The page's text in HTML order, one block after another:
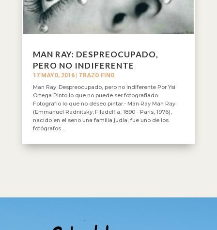
MAN RAY: DESPREOCUPADO,
PERO NO INDIFERENTE
17 MAYO, 2016| TRAZO FINO
Man Ray: Despreocupado, pero no indiferente Por Ysi
Ortega Pinto lo que no puede ser fotografiado.
Fotografío lo que no deseo pintar.- Man Ray Man Ray
(Emmanuel Radnitsky; Filadelfia, 1890 - París, 1976),
nacido en el seno una familia judía, fue uno de los
fotógrafos...